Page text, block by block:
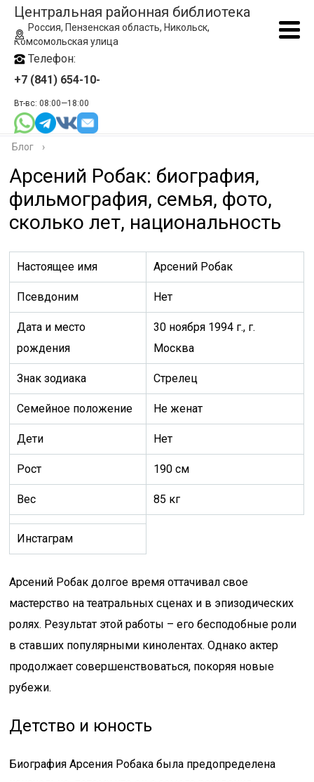
Центральная районная библиотека
Россия, Пензенская область, Никольск,
Комсомольская улица
Телефон:
+7 (841) 654-10-
Вт-вс: 08:00—18:00
Блог ›
Арсений Робак: биография,
фильмография, семья, фото,
сколько лет, национальность
Настоящее имя Арсений Робак
Псевдоним Нет
Дата и место
рождения
30 ноября 1994 г., г.
Москва
Знак зодиака Стрелец
Семейное положение Не женат
Дети Нет
Рост 190 см
Вес 85 кг
Инстаграм
Арсений Робак долгое время оттачивал свое
мастерство на театральных сценах и в эпизодических
ролях. Результат этой работы – его бесподобные роли
в ставших популярными кинолентах. Однако актер
продолжает совершенствоваться, покоряя новые
рубежи.
Детство и юность
Биография Арсения Робака была предопределена